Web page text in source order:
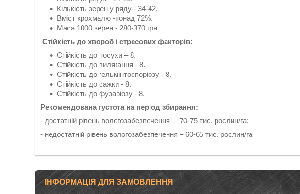
Кількість зерен у ряду - 34-42.
Вміст крохмалю -понад 72%.
Маса 1000 зерен - 280-370 грн.
Стійкість до хвороб і стресових факторів:
Стійкість до посухи – 8.
Стійкість до вилягання - 8.
Стійкість до гельмінтоспоріозу - 8.
Стійкість до сажки - 8.
Стійкість до фузаріозу - 8.
Рекомендована густота на період збирання:
- достатній рівень вологозабезпечення – 70-75 тис. рослин/га;
- недостатній рівень вологозабезпечення – 60-65 тис. рослин/га
ІНФОРМАЦІЯ ДЛЯ ЗАМОВЛЕННЯ